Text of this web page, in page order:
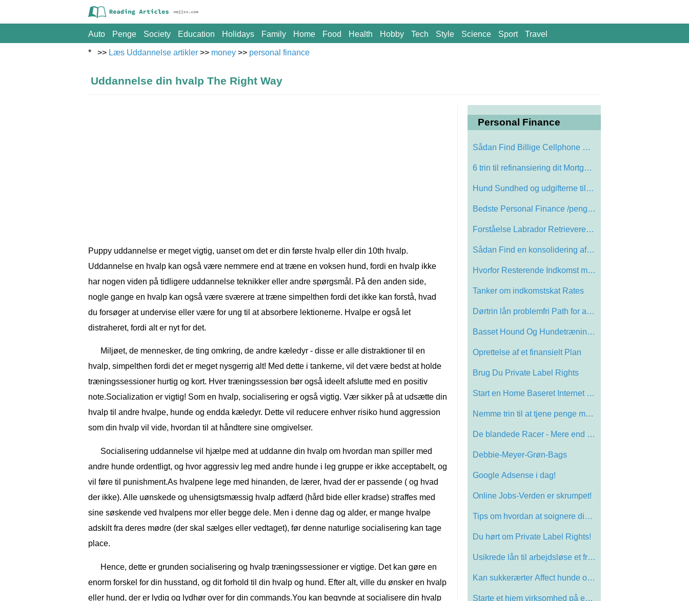
Auto Penge Society Education Holidays Family Home Food Health Hobby Tech Style Science Sport Travel
* >> Læs Uddannelse artikler >> money >> personal finance
Uddannelse din hvalp The Right Way
Puppy uddannelse er meget vigtig, uanset om det er din første hvalp eller din 10th hvalp.
Uddannelse en hvalp kan også være nemmere end at træne en voksen hund, fordi en hvalp ikke
har nogen viden på tidligere uddannelse teknikker eller andre spørgsmål. På den anden side,
nogle gange en hvalp kan også være sværere at træne simpelthen fordi det ikke kan forstå, hvad
du forsøger at undervise eller være for ung til at absorbere lektionerne. Hvalpe er også let
distraheret, fordi alt er nyt for det.
Miljøet, de mennesker, de ting omkring, de andre kæledyr - disse er alle distraktioner til en
hvalp, simpelthen fordi det er meget nysgerrig alt! Med dette i tankerne, vil det være bedst at holde
træningssessioner hurtig og kort. Hver træningssession bør også ideelt afslutte med en positiv
note.Socialization er vigtig! Som en hvalp, socialisering er også vigtig. Vær sikker på at udsætte din
hvalp til andre hvalpe, hunde og endda kæledyr. Dette vil reducere enhver risiko hund aggression
som din hvalp vil vide, hvordan til at håndtere sine omgivelser.
Socialisering uddannelse vil hjælpe med at uddanne din hvalp om hvordan man spiller med
andre hunde ordentligt, og hvor aggressiv leg med andre hunde i leg gruppe er ikke acceptabelt, og
vil føre til punishment.As hvalpene lege med hinanden, de lærer, hvad der er passende ( og hvad
der ikke). Alle uønskede og uhensigtsmæssig hvalp adfærd (hård bide eller kradse) straffes med
sine søskende ved hvalpens mor eller begge dele. Men i denne dag og alder, er mange hvalpe
adskilt fra deres mødre (der skal sælges eller vedtaget), før denne naturlige socialisering kan tage
place.
Hence, dette er grunden socialisering og hvalp træningssessioner er vigtige. Det kan gøre en
enorm forskel for din husstand, og dit forhold til din hvalp og hund. Efter alt, ville du ønsker en hvalp
eller hund, der er lydig og lydhør over for din commands.You kan begynde at socialisere din hvalp
Personal Finance
Sådan Find Billige Cellphone Batteries
6 trin til refinansiering dit Mortgage
Hund Sundhed og udgifterne til Pet Care
Bedste Personal Finance /penge Managemen…
Forståelse Labrador Retrievere: Når La…
Sådan Find en konsolidering af gælden …
Hvorfor Resterende Indkomst meget Better
Tanker om indkomstskat Rates
Dørtrin lån problemfri Path for at hav…
Basset Hound Og Hundetræning Advice
Oprettelse af et finansielt Plan
Brug Du Private Label Rights
Start en Home Baseret Internet Business
Nemme trin til at tjene penge med Adsens…
De blandede Racer - Mere end Mutts
Debbie-Meyer-Grøn-Bags
Google Adsense i dag!
Online Jobs-Verden er skrumpet!
Tips om hvordan at soignere din Cat
Du hørt om Private Label Rights!
Usikrede lån til arbejdsløse et frugtb…
Kan sukkerærter Affect hunde og mennesk…
Starte et hjem virksomhed på en Shoestr…